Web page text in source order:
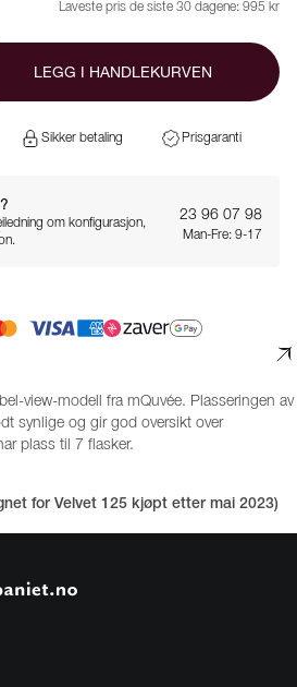
Laveste pris de siste 30 dagene: 995 kr
LEGG I HANDLEKURVEN
Sikker betaling Prisgaranti
om konfigurasjon,
23 96 07 98
Man-Fre: 9-17
view-modell fra mQuvée. Plasseringen av
synlige og gir god oversikt over
plass til 7 flasker.
for Velvet 125 kjøpt etter mai 2023)